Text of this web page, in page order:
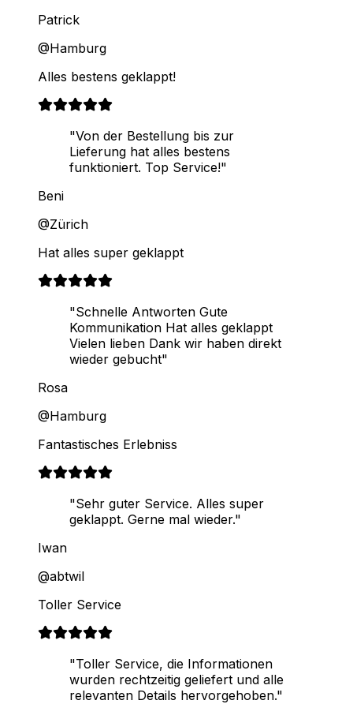
Patrick
@Hamburg
Alles bestens geklappt!
"Von der Bestellung bis zur
Lieferung hat alles bestens
funktioniert. Top Service!"
Beni
@Zürich
Hat alles super geklappt
"Schnelle Antworten Gute
Kommunikation Hat alles geklappt
Vielen lieben Dank wir haben direkt
wieder gebucht"
Rosa
@Hamburg
Fantastisches Erlebniss
"Sehr guter Service. Alles super
geklappt. Gerne mal wieder."
Iwan
@abtwil
Toller Service
"Toller Service, die Informationen
wurden rechtzeitig geliefert und alle
relevanten Details hervorgehoben."